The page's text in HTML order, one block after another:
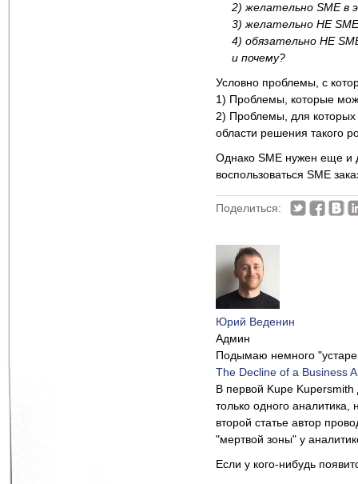
2) желательно SME в
3) желательно НЕ
4) обязательно НЕ
и почему?
Условно проблемы, с
1) Проблемы, которые
2) Проблемы, для которых
области решения такого
Однако SME нужен еще и
воспользоваться SME
Поделиться:
Юрий Веденин
Админ
Подымаю немного
The Decline of a Business
В первой Kupe Kupersmith
только одного
второй статье автор
"мертвой зоны" у
Если у кого-нибудь